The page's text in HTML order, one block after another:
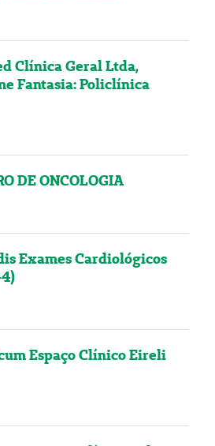
Clínica Geral Ltda,
Fantasia: Policlínica
DE ONCOLOGIA
Exames Cardiológicos
Espaço Clínico Eireli